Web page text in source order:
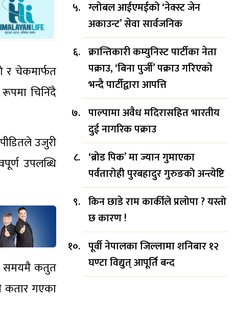
र चेकमार्फत
चिनिँदै
उजुरी
उपलब्धि
समयमै कतुत
कतार गएका
ग्लोबल आईएमईको ‘नेक्स्ट जेन
अकाउन्ट’ सेवा सार्वजनिक
क्रान्तिकारी कम्युनिस्ट पार्टीका नेता
पक्राउ, ‘बिना पुर्जी’ पक्राउ गरिएको
भन्दै पार्टीद्वारा आपत्ति
पाल्पामा अवैध मदिरासहित भारतीय
दुई नागरिक पक्राउ
‘ब्रोड पिक’ मा ज्यान गुमाएका
पर्वतारोही पुरबहादुर गुरुङको अन्त्येष्टि
किन छाडे राम कार्कीले प्रलोपा ? यस्तो
छ कारण !
पूर्वी नेपालका जिल्लामा शनिबार १२
घण्टा विद्युत् आपूर्ति बन्द